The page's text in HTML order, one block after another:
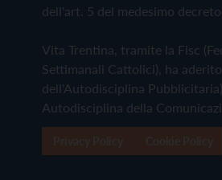
dell'art. 5 del medesimo decreto
Vita Trentina, tramite la Fisc
Settimanali Cattolici), ha
dell'Autodisciplina
Autodisciplina della